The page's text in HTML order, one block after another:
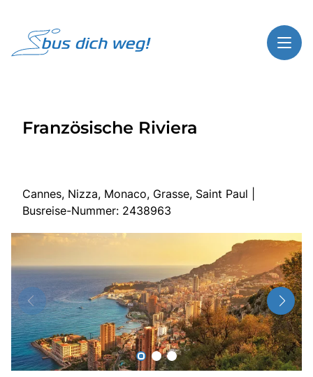
Highlights
Start
Busreisen
Bus mieten
Gutscheinshop
Über bus dich weg!
Radio!
Französische Riviera
Cannes, Nizza, Monaco, Grasse, Saint Paul |
Busreise-Nummer: 2438963